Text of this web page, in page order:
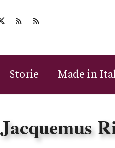
Storie Made in
Jacquemus